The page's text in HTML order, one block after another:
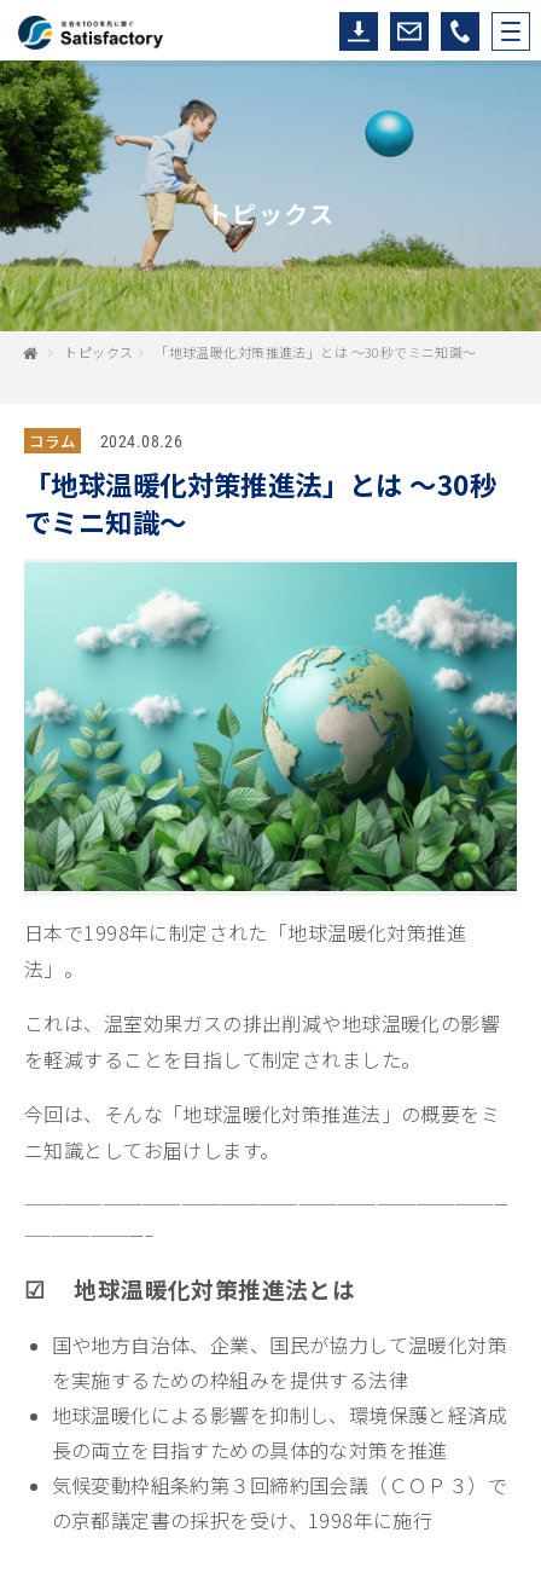
トピックス
トピックス 「地球温暖化対策推進法」とは ～30秒でミニ知識～
コラム 2024.08.26
「地球温暖化対策推進法」とは ～30秒
でミニ知識～
日本で1998年に制定された「地球温暖化対策推進
法」。
これは、温室効果ガスの排出削減や地球温暖化の影響
を軽減することを目指して制定されました。
今回は、そんな「地球温暖化対策推進法」の概要をミ
ニ知識としてお届けします。
—————————————————————————————————————
—————————–
☑ 地球温暖化対策推進法とは
国や地方自治体、企業、国民が協力して温暖化対策
を実施するための枠組みを提供する法律
地球温暖化による影響を抑制し、環境保護と経済成
長の両立を目指すための具体的な対策を推進
気候変動枠組条約第３回締約国会議（ＣＯＰ３）で
の京都議定書の採択を受け、1998年に施行